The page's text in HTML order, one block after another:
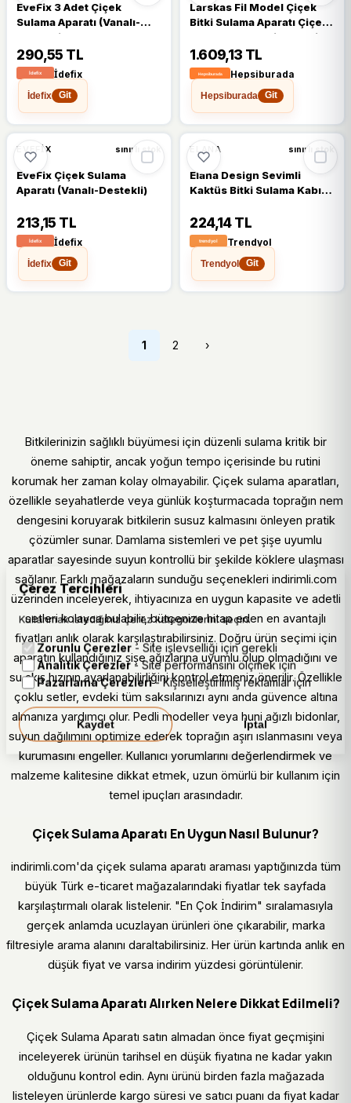
EveFix 3 Adet Çiçek
Sulama Aparatı (Vanalı-
Destekli)
290,55 TL
İdefix
İdefix
Git
Larskas Fil Model Çiçek
Bitki Sulama Aparatı Çiçek
Sulama Kabı 2 Litre(Yeşil)
1.609,13 TL
Hepsiburada
Hepsiburada
Git
EVEFIX sınırlı stok
EveFix Çiçek Sulama
Aparatı (Vanalı-Destekli)
213,15 TL
İdefix
İdefix
Git
ELANA sınırlı stok
Elana Design Sevimli
Kaktüs Bitki Sulama Kabı
Saksı Sulama Haznesi
(Sürpriz Çiçek Renkli)
Otomatik Bitki Sulama
Aparatı
224,14 TL
Trendyol
Trendyol
Git
1 2 ›
Bitkilerinizin sağlıklı büyümesi için düzenli sulama kritik bir
öneme sahiptir, ancak yoğun tempo içerisinde bu rutini
korumak her zaman kolay olmayabilir. Çiçek sulama aparatları,
özellikle seyahatlerde veya günlük koşturmacada toprağın nem
dengesini koruyarak bitkilerin susuz kalmasını önleyen pratik
çözümler sunar. Damlama sistemleri ve pet şişe uyumlu
aparatlar sayesinde suyun kontrollü bir şekilde köklere ulaşması
sağlanır. Farklı mağazaların sunduğu seçenekleri indirimli.com
üzerinden inceleyerek, ihtiyacınıza en uygun kapasite ve adetli
setleri kolayca bulabilir, bütçenize hitap eden en avantajlı
fiyatları anlık olarak karşılaştırabilirsiniz. Doğru ürün seçimi için
aparatın kullandığınız şişe ağızlarına uyumlu olup olmadığını ve
su akış hızının ayarlanabilirliğini kontrol etmeniz önerilir. Özellikle
çoklu setler, evdeki tüm saksılarınızı aynı anda güvence altına
almanıza yardımcı olur. Pedli modeller veya huni ağızlı bidonlar,
suyun dağılımını optimize ederek toprağın aşırı ıslanmasını veya
kurumasını engeller. Kullanıcı yorumlarını değerlendirmek ve
malzeme kalitesine dikkat etmek, uzun ömürlü bir kullanım için
temel ipuçları arasındadır.
Çiçek Sulama Aparatı En Uygun Nasıl Bulunur?
indirimli.com'da çiçek sulama aparatı araması yaptığınızda tüm
büyük Türk e-ticaret mağazalarındaki fiyatlar tek sayfada
karşılaştırmalı olarak listelenir. "En Çok İndirim" sıralamasıyla
gerçek anlamda ucuzlayan ürünleri öne çıkarabilir, marka
filtresiyle arama alanını daraltabilirsiniz. Her ürün kartında anlık en
düşük fiyat ve varsa indirim yüzdesi görüntülenir.
Çiçek Sulama Aparatı Alırken Nelere Dikkat Edilmeli?
Çiçek Sulama Aparatı satın almadan önce fiyat geçmişini
inceleyerek ürünün tarihsel en düşük fiyatına ne kadar yakın
olduğunu kontrol edin. Aynı ürünü birden fazla mağazada
listeleyen ürünlerde kargo süresi ve satıcı puanı da fiyat kadar
Çerez Tercihleri
Kullanmak istediğiniz çerez kategorilerini seçin.
Zorunlu Çerezler - Site işlevselliği için gerekli
Analitik Çerezler- Site performansını ölçmek için
Pazarlama Çerezleri- Kişiselleştirilmiş reklamlar için
Kaydet İptal